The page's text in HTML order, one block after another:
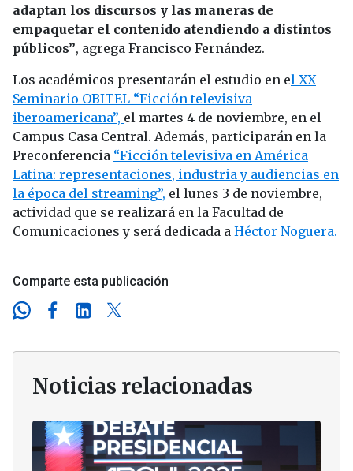
adaptan los discursos y las maneras de
empaquetar el contenido atendiendo a distintos
públicos”, agrega Francisco Fernández.
Los académicos presentarán el estudio en el XX
Seminario OBITEL “Ficción televisiva
iberoamericana”, el martes 4 de noviembre, en el
Campus Casa Central. Además, participarán en la
Preconferencia “Ficción televisiva en América
Latina: representaciones, industria y audiencias en
la época del streaming”, el lunes 3 de noviembre,
actividad que se realizará en la Facultad de
Comunicaciones y será dedicada a Héctor Noguera.
Comparte esta publicación
Noticias relacionadas